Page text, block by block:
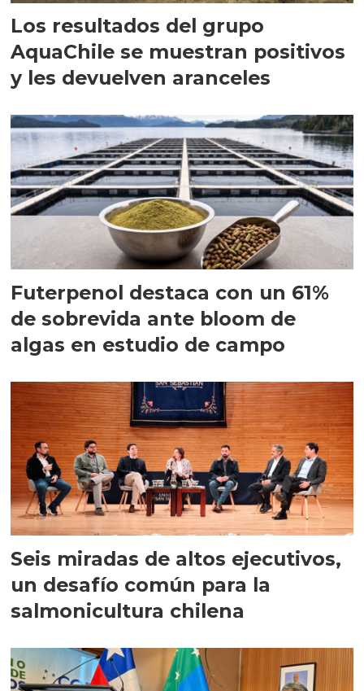
Los resultados del grupo
AquaChile se muestran positivos
y les devuelven aranceles
Futerpenol destaca con un 61%
de sobrevida ante bloom de
algas en estudio de campo
Seis miradas de altos ejecutivos,
un desafío común para la
salmonicultura chilena